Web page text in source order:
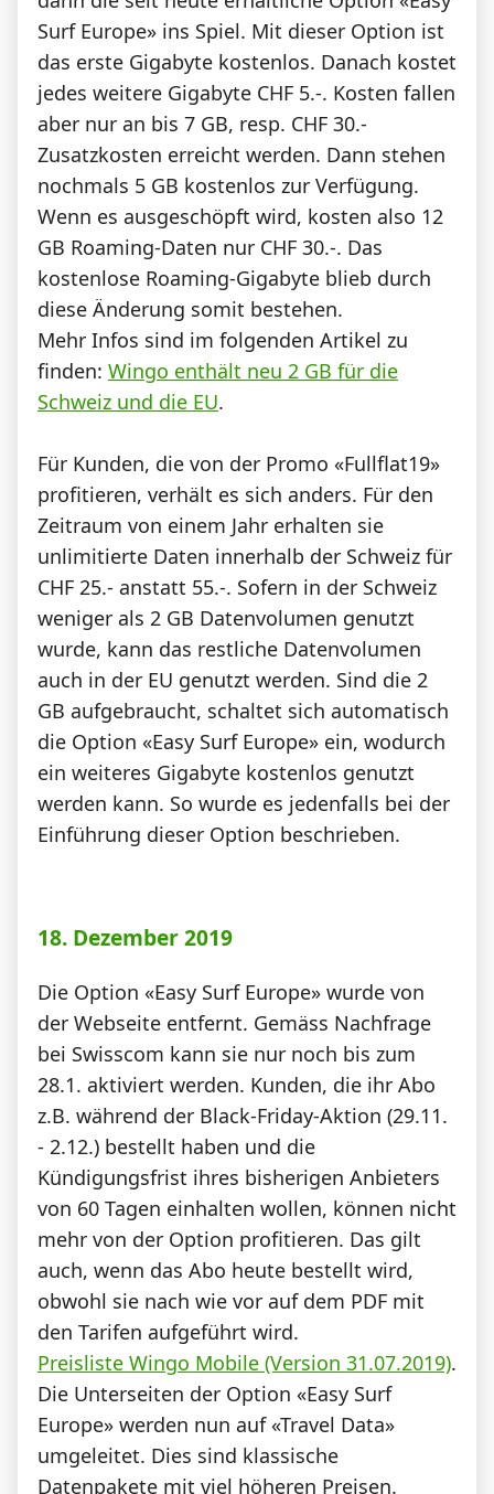
Surf Europe» ins Spiel. Mit dieser Option ist
das erste Gigabyte kostenlos. Danach kostet
jedes weitere Gigabyte CHF 5.-. Kosten fallen
aber nur an bis 7 GB, resp. CHF 30.-
Zusatzkosten erreicht werden. Dann stehen
nochmals 5 GB kostenlos zur Verfügung.
Wenn es ausgeschöpft wird, kosten also 12
GB Roaming-Daten nur CHF 30.-. Das
kostenlose Roaming-Gigabyte blieb durch
diese Änderung somit bestehen.
Mehr Infos sind im folgenden Artikel zu
finden: Wingo enthält neu 2 GB für die
Schweiz und die EU.
Für Kunden, die von der Promo «Fullflat19»
profitieren, verhält es sich anders. Für den
Zeitraum von einem Jahr erhalten sie
unlimitierte Daten innerhalb der Schweiz für
CHF 25.- anstatt 55.-. Sofern in der Schweiz
weniger als 2 GB Datenvolumen genutzt
wurde, kann das restliche Datenvolumen
auch in der EU genutzt werden. Sind die 2
GB aufgebraucht, schaltet sich automatisch
die Option «Easy Surf Europe» ein, wodurch
ein weiteres Gigabyte kostenlos genutzt
werden kann. So wurde es jedenfalls bei der
Einführung dieser Option beschrieben.
18. Dezember 2019
Die Option «Easy Surf Europe» wurde von
der Webseite entfernt. Gemäss Nachfrage
bei Swisscom kann sie nur noch bis zum
28.1. aktiviert werden. Kunden, die ihr Abo
z.B. während der Black-Friday-Aktion (29.11.
- 2.12.) bestellt haben und die
Kündigungsfrist ihres bisherigen Anbieters
von 60 Tagen einhalten wollen, können nicht
mehr von der Option profitieren. Das gilt
auch, wenn das Abo heute bestellt wird,
obwohl sie nach wie vor auf dem PDF mit
den Tarifen aufgeführt wird.
Preisliste Wingo Mobile (Version 31.07.2019).
Die Unterseiten der Option «Easy Surf
Europe» werden nun auf «Travel Data»
umgeleitet. Dies sind klassische
Datenpakete mit viel höheren Preisen.